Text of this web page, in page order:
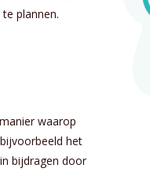
plannen.
waarop
het
bijdragen door